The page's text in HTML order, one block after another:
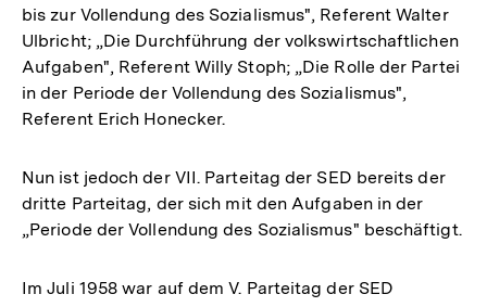
bis zur Vollendung des Sozialismus", Referent Walter
Ulbricht; „Die Durchführung der volkswirtschaftlichen
Aufgaben", Referent Willy Stoph; „Die Rolle der Partei
in der Periode der Vollendung des Sozialismus",
Referent Erich Honecker.
Nun ist jedoch der VII. Parteitag der SED bereits der
dritte Parteitag, der sich mit den Aufgaben in der
„Periode der Vollendung des Sozialismus" beschäftigt.
Im Juli 1958 war auf dem V. Parteitag der SED